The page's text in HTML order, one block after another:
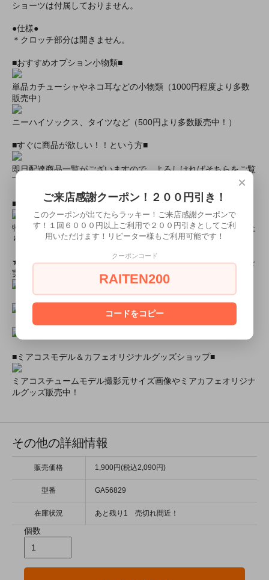
ショーツは付属しておりません。
●仕様●
＊クロッチ部分は開きません。
■おすすめオプション小物類■
単品カチューシャやネコ耳などの小物類（1000円程度より多数
販売中）
ニーハイソックス、タイツなど（500円より多数販売中！）
■すぐに商品が欲しい！！という方■
即日配達商品一覧がございますので、よろしければそちらをご覧
下さいませ。
■とにかく安くて高品質な商品が欲しい！という方■
特別割引商品を掲載しています！最大８０％引きの商品もあった
りします！
★ミアカフェ・ミアリラではミアコス衣装を着用したイベントを
実施中★
■ミアコスモデル＆カフェオリジナルグッズショップ■
ミアコスチュームモデル撮影元サイズ画像やミアカフェオリジナ
ルグッズ販売中！
その他の詳細情報
販売価格 1,900円(税込2,090円)
型番 GA56829
在庫状況 あと残り1 売切れ間近！
個数
×
ご来店感謝クーポン！２００円引き！
このクーポンが出てたらラッキー！ご来店感謝クーポンで
す！１回６０００円以上ご利用で２００円引きとしてご利
用いただけます！リピーター様もご利用可能です！
クーポンコード
RAITEN200
コードをコピー